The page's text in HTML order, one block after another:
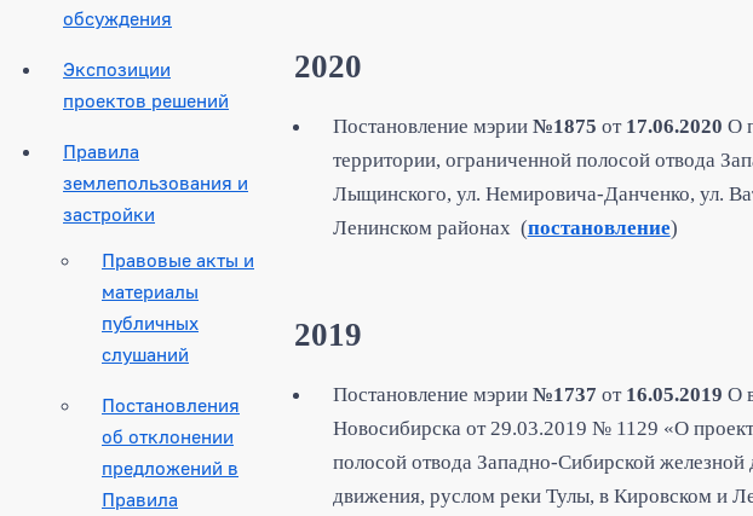
обсуждения
Экспозиции
проектов решений
Правила
землепользования и
застройки
Правовые акты и
материалы
публичных
слушаний
Постановления
об отклонении
предложений в
Правила
2020
Постановление мэрии №1875 от 17.06.2020 О
территории, ограниченной полосой отвода
Лыщинского, ул. Немировича-Данченко, ул.
Ленинском районах (постановление)
2019
Постановление мэрии №1737 от 16.05.2019 О
Новосибирска от 29.03.2019 № 1129 «О
полосой отвода Западно-Сибирской
движения, руслом реки Тулы, в Кировском и